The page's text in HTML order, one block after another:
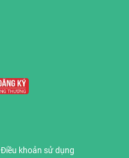
Điều khoản sử dụng